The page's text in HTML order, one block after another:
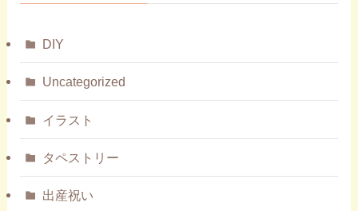
DIY
Uncategorized
イラスト
タペストリー
出産祝い